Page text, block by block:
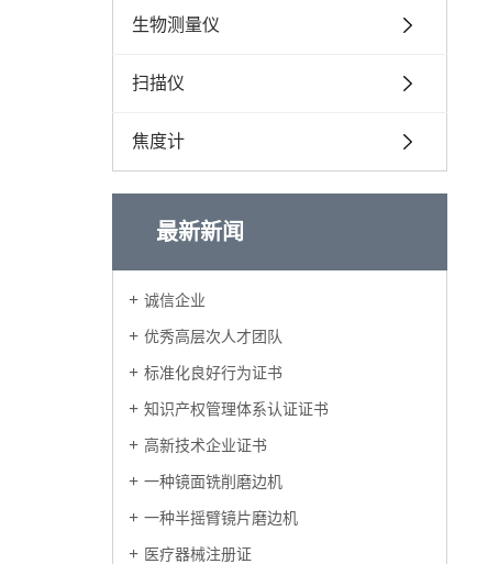
生物测量仪
扫描仪
焦度计
最新新闻
诚信企业
优秀高层次人才团队
标准化良好行为证书
知识产权管理体系认证证书
高新技术企业证书
一种镜面铣削磨边机
一种半摇臂镜片磨边机
医疗器械注册证